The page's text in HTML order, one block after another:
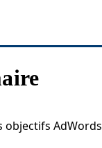
objectifs AdWords